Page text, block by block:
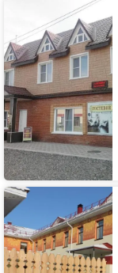
Гостиница
Горница
Сандуны
Алтай